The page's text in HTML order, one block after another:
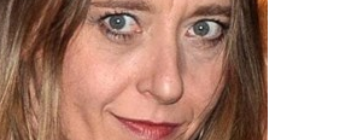
Zahraniční literatura Zdraví a životní styl
Všechny tituly